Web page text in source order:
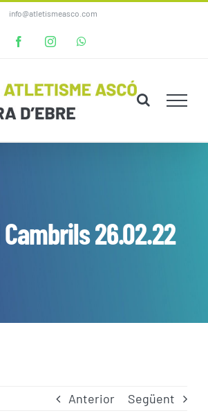
info@atletismeasco.com
FacebookInstagram
26.02.22
Anterior Següent